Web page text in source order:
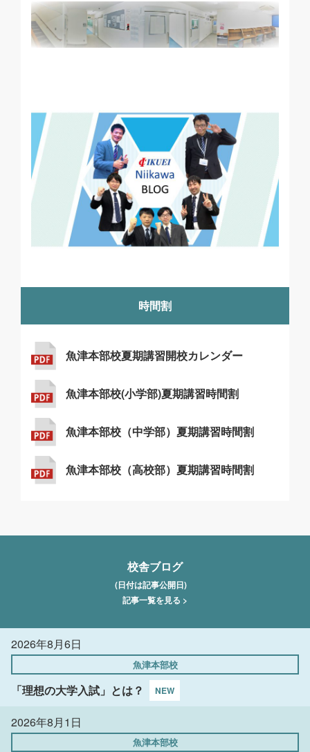
時間割
魚津本部校夏期講習開校カレンダー
魚津本部校(小学部)夏期講習時間割
魚津本部校（中学部）夏期講習時間割
魚津本部校（高校部）夏期講習時間割
校舎ブログ
(日付は記事公開日)
記事一覧を見る >
2026年8月6日
魚津本部校
「理想の大学入試」とは？
2026年8月1日
魚津本部校